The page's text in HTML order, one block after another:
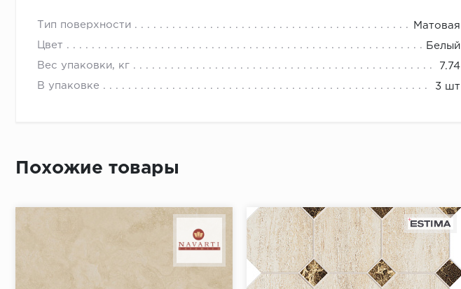
Тип поверхности Матовая
Цвет Белый
Вес упаковки, кг 7.74
В упаковке 3 шт
Достаточно только паспорта
Похожие товары